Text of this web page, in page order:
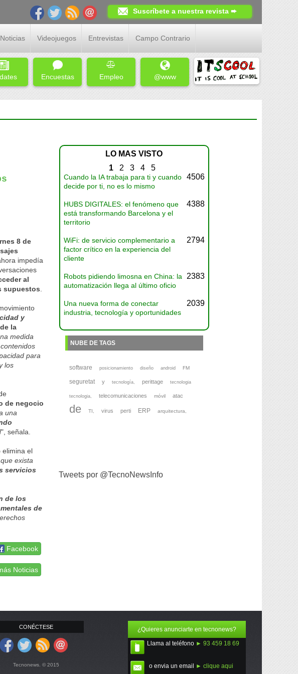
Suscríbete a nuestra revista ➨
Noticias Videojuegos Entrevistas Campo Contrario
Encuestas Empleo @www
8 de
impedía
al
supuestos
y
la
medida
para
los
de negocio
una
", señala.
elimina el
exista
servicios
de los
de
Facebook
Noticias
LO MAS VISTO
1 2 3 4 5
Cuando la IA trabaja para ti y cuando
decide por ti, no es lo mismo
4506
HUBS DIGITALES: el fenómeno que
está transformando Barcelona y el
territorio
4388
WiFi: de servicio complementario a
factor crítico en la experiencia del
cliente
2794
Robots pidiendo limosna en China: la
automatización llega al último oficio
2383
Una nueva forma de conectar
industria, tecnología y oportunidades
2039
NUBE DE TAGS
software posicionamiento diseño android FM
seguretat y tecnología, perittage tecnologia
tecnologia, telecomunicaciones móvil atac
de TI, virus perti ERP arquitectura,
Tweets por @TecnoNewsInfo
CONÉCTESE
Tecnonews. © 2015
¿Quieres anunciarte en tecnonews?
Llama al teléfono ► 93 459 18 69
o envia un email ► clique aqui